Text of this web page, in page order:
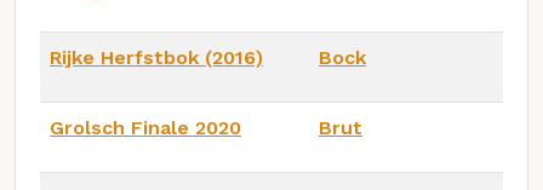
Rijke Herfstbok (2016) Bock
Grolsch Finale 2020 Brut